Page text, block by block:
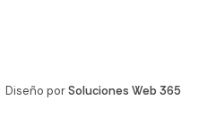
Diseño porSoluciones Web 365